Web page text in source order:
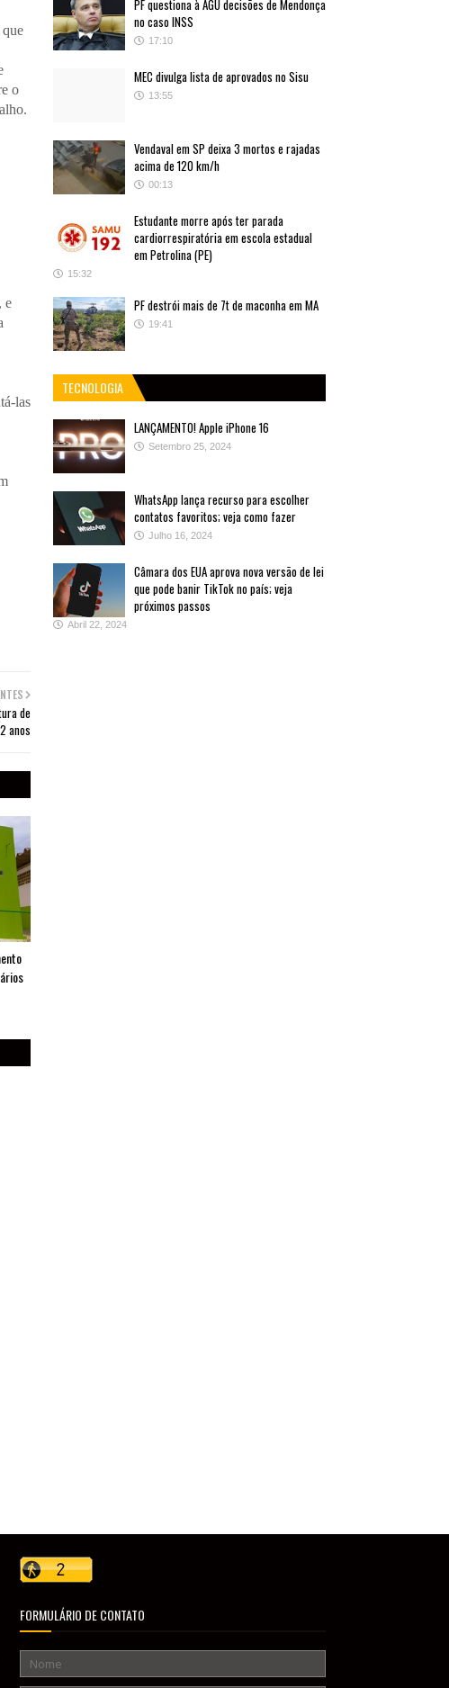
o
e
las
de
anos
PF questiona à AGU decisões de Mendonça
no caso INSS
17:10
MEC divulga lista de aprovados no Sisu
13:55
Vendaval em SP deixa 3 mortos e rajadas
acima de 120 km/h
00:13
Estudante morre após ter parada
cardiorrespiratória em escola estadual
em Petrolina (PE)
15:32
PF destrói mais de 7t de maconha em MA
19:41
TECNOLOGIA
LANÇAMENTO! Apple iPhone 16
Setembro 25, 2024
WhatsApp lança recurso para escolher
contatos favoritos; veja como fazer
Julho 16, 2024
Câmara dos EUA aprova nova versão de lei
que pode banir TikTok no país; veja
próximos passos
Abril 22, 2024
FORMULÁRIO DE CONTATO